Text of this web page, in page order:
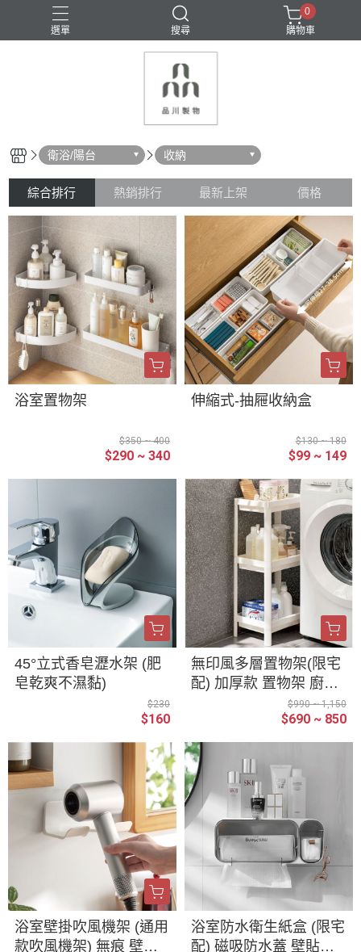
選單 搜尋
料理用具 清潔用具
0
購物車
衛浴/陽台 收納
綜合排行 熱銷排行 最新上架 價格
浴室置物架
$350 ~ 400
$290 ~ 340
伸縮式-抽屜收納盒
$130 ~ 180
$99 ~ 149
45°立式香皂瀝水架 (肥
皂乾爽不濕黏)
$230
$160
無印風多層置物架(限宅
配) 加厚款 置物架 廚房
落地 臥室 多層 嬰兒 浴
室 收納 儲物架
$990 ~ 1,150
$690 ~ 850
浴室壁掛吹風機架 (通用
款吹風機架) 無痕 壁貼
浴室防水衛生紙盒 (限宅
配) 磁吸防水蓋 壁貼式